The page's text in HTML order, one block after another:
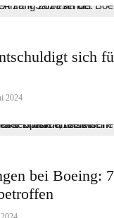
sich
2024
bei Boeing: